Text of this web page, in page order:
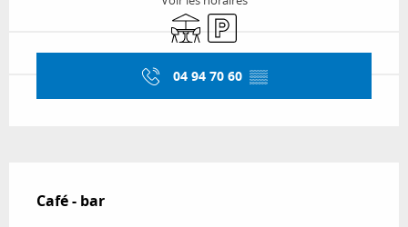
TerrasseParking
04 94 70 60 ▒▒
Café - bar